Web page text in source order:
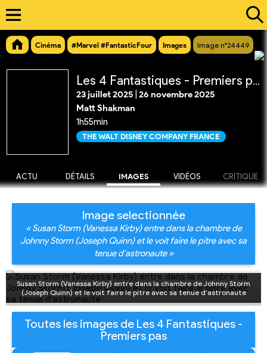
Cinéma #Marvel #FantasticFour Images Image n°24449
Les 4 Fantastiques - Premiers pas
23 juillet 2025 26 novembre 2025
Matt Shakman
1h55min
THE WALT DISNEY COMPANY FRANCE
ACTU DÉTAILS IMAGES VIDÉOS CRITIQUE
Image selectionnée
« Susan Storm (Vanessa Kirby) entre dans la chambre de
Johnny Storm (Joseph Quinn) et le voit faire le pitre avec sa
tenue d'astronaute »
Susan Storm (Vanessa Kirby) entre dans la chambre de Johnny Storm
(Joseph Quinn) et le voit faire le pitre avec sa tenue d'astronaute
Toutes les images de Les 4 Fantastiques -
Premiers pas